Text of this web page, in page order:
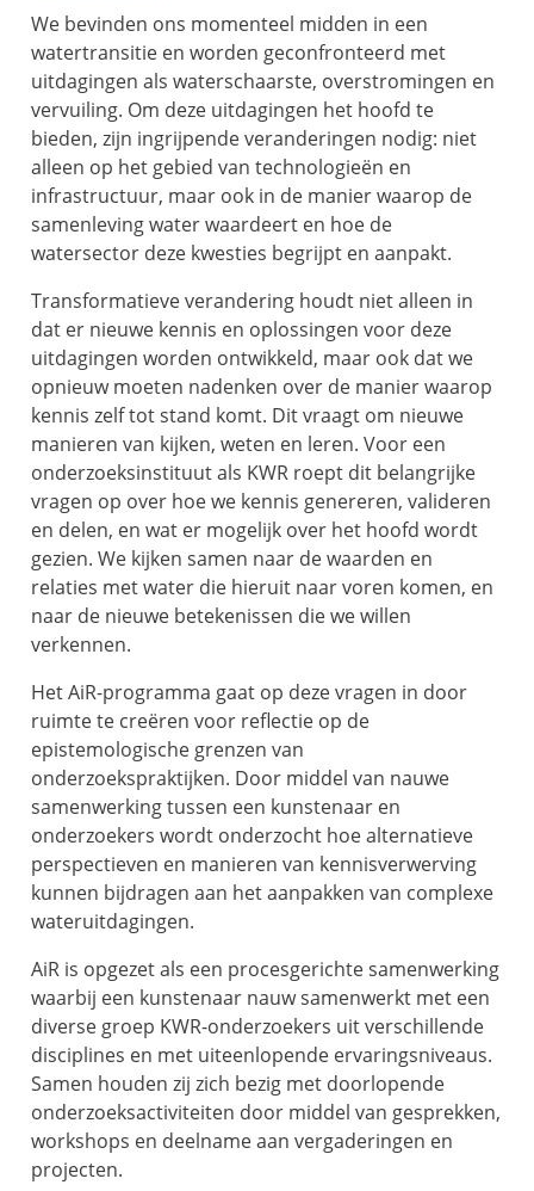
We bevinden ons momenteel midden in een
watertransitie en worden geconfronteerd met
uitdagingen als waterschaarste, overstromingen en
vervuiling. Om deze uitdagingen het hoofd te
bieden, zijn ingrijpende veranderingen nodig: niet
alleen op het gebied van technologieën en
infrastructuur, maar ook in de manier waarop de
samenleving water waardeert en hoe de
watersector deze kwesties begrijpt en aanpakt.
Transformatieve verandering houdt niet alleen in
dat er nieuwe kennis en oplossingen voor deze
uitdagingen worden ontwikkeld, maar ook dat we
opnieuw moeten nadenken over de manier waarop
kennis zelf tot stand komt. Dit vraagt om nieuwe
manieren van kijken, weten en leren. Voor een
onderzoeksinstituut als KWR roept dit belangrijke
vragen op over hoe we kennis genereren, valideren
en delen, en wat er mogelijk over het hoofd wordt
gezien. We kijken samen naar de waarden en
relaties met water die hieruit naar voren komen, en
naar de nieuwe betekenissen die we willen
verkennen.
Het AiR-programma gaat op deze vragen in door
ruimte te creëren voor reflectie op de
epistemologische grenzen van
onderzoekspraktijken. Door middel van nauwe
samenwerking tussen een kunstenaar en
onderzoekers wordt onderzocht hoe alternatieve
perspectieven en manieren van kennisverwerving
kunnen bijdragen aan het aanpakken van complexe
wateruitdagingen.
AiR is opgezet als een procesgerichte samenwerking
waarbij een kunstenaar nauw samenwerkt met een
diverse groep KWR-onderzoekers uit verschillende
disciplines en met uiteenlopende ervaringsniveaus.
Samen houden zij zich bezig met doorlopende
onderzoeksactiviteiten door middel van gesprekken,
workshops en deelname aan vergaderingen en
projecten.